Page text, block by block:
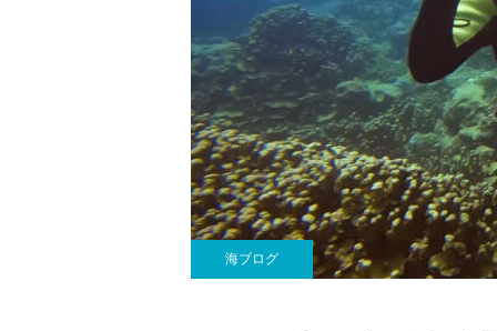
海ブログ